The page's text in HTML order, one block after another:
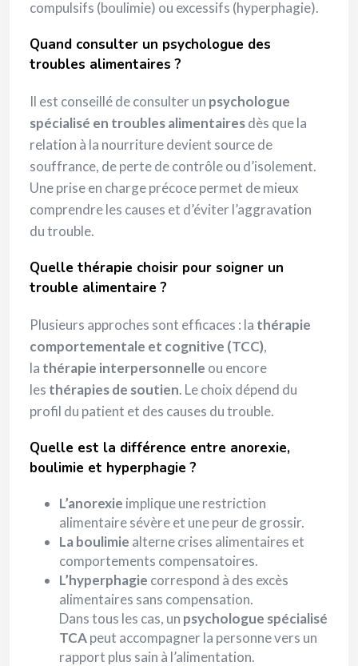
compulsifs (boulimie) ou excessifs (hyperphagie).
Quand consulter un psychologue des
troubles alimentaires ?
Il est conseillé de consulter un psychologue
spécialisé en troubles alimentairesdès que la
relation à la nourriture devient source de
souffrance, de perte de contrôle ou d’isolement.
Une prise en charge précoce permet de mieux
comprendre les causes et d’éviter l’aggravation
du trouble.
Quelle thérapie choisir pour soigner un
trouble alimentaire ?
Plusieurs approches sont efficaces : la thérapie
comportementale et cognitive (TCC),
la thérapie interpersonnelle ou encore
les thérapies de soutien. Le choix dépend du
profil du patient et des causes du trouble.
Quelle est la différence entre anorexie,
boulimie et hyperphagie ?
L’anorexie implique une restriction
alimentaire sévère et une peur de grossir.
La boulimie alterne crises alimentaires et
comportements compensatoires.
L’hyperphagie correspond à des excès
alimentaires sans compensation.
Dans tous les cas, un psychologue spécialisé
TCApeut accompagner la personne vers un
rapport plus sain à l’alimentation.